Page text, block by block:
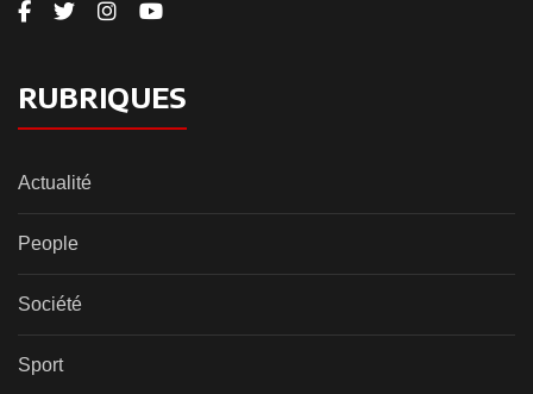
RUBRIQUES
Actualité
People
Société
Sport